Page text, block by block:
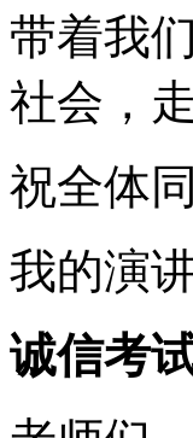
带着我
社会，
祝全体
我的演
诚信考